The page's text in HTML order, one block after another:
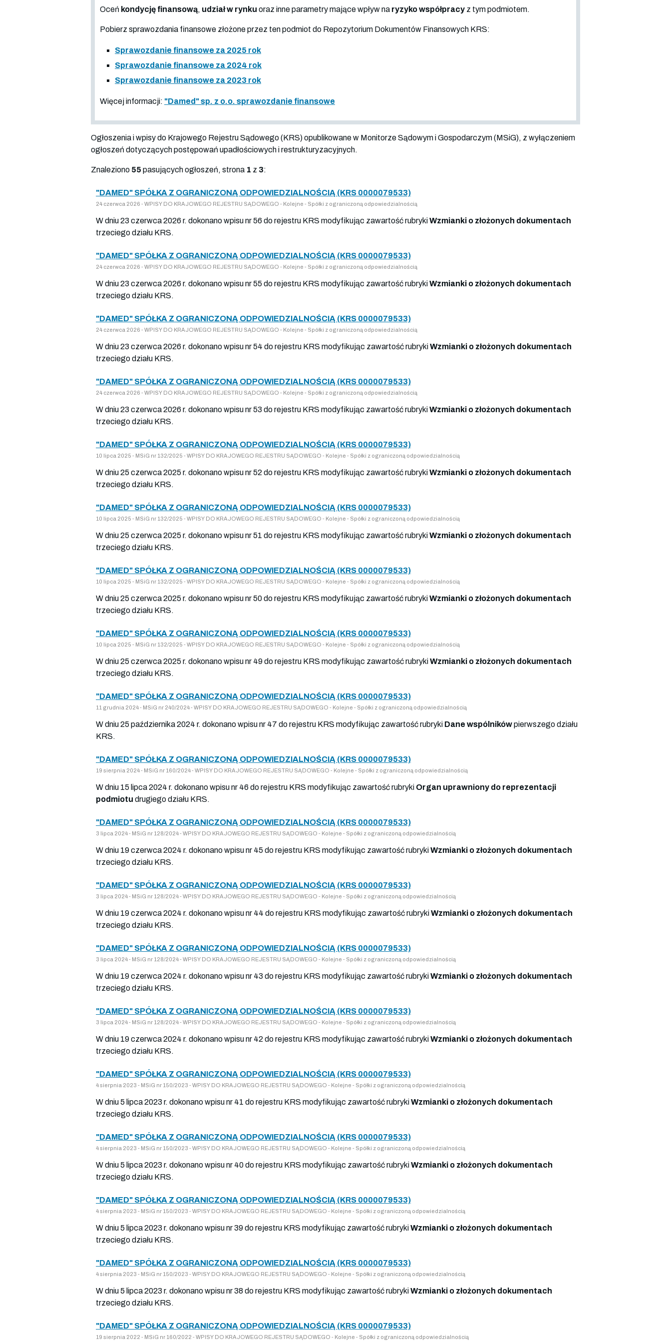
Oceń kondycję finansową, udział w rynku oraz inne parametry mające wpływ na ryzyko współpracy z tym podmiotem.
Pobierz sprawozdania finansowe złożone przez ten podmiot do Repozytorium Dokumentów Finansowych KRS:
Sprawozdanie finansowe za 2025 rok
Sprawozdanie finansowe za 2024 rok
Sprawozdanie finansowe za 2023 rok
Więcej informacji: "Damed" sp. z o.o. sprawozdanie finansowe
Ogłoszenia i wpisy do Krajowego Rejestru Sądowego (KRS) opublikowane w Monitorze Sądowym i Gospodarczym (MSiG), z wyłączeniem
ogłoszeń dotyczących postępowań upadłościowych i restrukturyzacyjnych.
Znaleziono 55 pasujących ogłoszeń, strona 1 z 3:
"DAMED" SPÓŁKA Z OGRANICZONĄ ODPOWIEDZIALNOŚCIĄ (KRS 0000079533)
24 czerwca 2026 - WPISY DO KRAJOWEGO REJESTRU SĄDOWEGO - Kolejne - Spółki z ograniczoną odpowiedzialnością
W dniu 23 czerwca 2026 r. dokonano wpisu nr 56 do rejestru KRS modyfikując zawartość rubrykiWzmianki o złożonych dokumentach
trzeciego działu KRS.
"DAMED" SPÓŁKA Z OGRANICZONĄ ODPOWIEDZIALNOŚCIĄ (KRS 0000079533)
24 czerwca 2026 - WPISY DO KRAJOWEGO REJESTRU SĄDOWEGO - Kolejne - Spółki z ograniczoną odpowiedzialnością
W dniu 23 czerwca 2026 r. dokonano wpisu nr 55 do rejestru KRS modyfikując zawartość rubrykiWzmianki o złożonych dokumentach
trzeciego działu KRS.
"DAMED" SPÓŁKA Z OGRANICZONĄ ODPOWIEDZIALNOŚCIĄ (KRS 0000079533)
24 czerwca 2026 - WPISY DO KRAJOWEGO REJESTRU SĄDOWEGO - Kolejne - Spółki z ograniczoną odpowiedzialnością
W dniu 23 czerwca 2026 r. dokonano wpisu nr 54 do rejestru KRS modyfikując zawartość rubrykiWzmianki o złożonych dokumentach
trzeciego działu KRS.
"DAMED" SPÓŁKA Z OGRANICZONĄ ODPOWIEDZIALNOŚCIĄ (KRS 0000079533)
24 czerwca 2026 - WPISY DO KRAJOWEGO REJESTRU SĄDOWEGO - Kolejne - Spółki z ograniczoną odpowiedzialnością
W dniu 23 czerwca 2026 r. dokonano wpisu nr 53 do rejestru KRS modyfikując zawartość rubrykiWzmianki o złożonych dokumentach
trzeciego działu KRS.
"DAMED" SPÓŁKA Z OGRANICZONĄ ODPOWIEDZIALNOŚCIĄ (KRS 0000079533)
10 lipca 2025 - MSiG nr 132/2025 - WPISY DO KRAJOWEGO REJESTRU SĄDOWEGO - Kolejne - Spółki z ograniczoną odpowiedzialnością
W dniu 25 czerwca 2025 r. dokonano wpisu nr 52 do rejestru KRS modyfikując zawartość rubrykiWzmianki o złożonych dokumentach
trzeciego działu KRS.
"DAMED" SPÓŁKA Z OGRANICZONĄ ODPOWIEDZIALNOŚCIĄ (KRS 0000079533)
10 lipca 2025 - MSiG nr 132/2025 - WPISY DO KRAJOWEGO REJESTRU SĄDOWEGO - Kolejne - Spółki z ograniczoną odpowiedzialnością
W dniu 25 czerwca 2025 r. dokonano wpisu nr 51 do rejestru KRS modyfikując zawartość rubrykiWzmianki o złożonych dokumentach
trzeciego działu KRS.
"DAMED" SPÓŁKA Z OGRANICZONĄ ODPOWIEDZIALNOŚCIĄ (KRS 0000079533)
10 lipca 2025 - MSiG nr 132/2025 - WPISY DO KRAJOWEGO REJESTRU SĄDOWEGO - Kolejne - Spółki z ograniczoną odpowiedzialnością
W dniu 25 czerwca 2025 r. dokonano wpisu nr 50 do rejestru KRS modyfikując zawartość rubrykiWzmianki o złożonych dokumentach
trzeciego działu KRS.
"DAMED" SPÓŁKA Z OGRANICZONĄ ODPOWIEDZIALNOŚCIĄ (KRS 0000079533)
10 lipca 2025 - MSiG nr 132/2025 - WPISY DO KRAJOWEGO REJESTRU SĄDOWEGO - Kolejne - Spółki z ograniczoną odpowiedzialnością
W dniu 25 czerwca 2025 r. dokonano wpisu nr 49 do rejestru KRS modyfikując zawartość rubrykiWzmianki o złożonych dokumentach
trzeciego działu KRS.
"DAMED" SPÓŁKA Z OGRANICZONĄ ODPOWIEDZIALNOŚCIĄ (KRS 0000079533)
11 grudnia 2024 - MSiG nr 240/2024 - WPISY DO KRAJOWEGO REJESTRU SĄDOWEGO - Kolejne - Spółki z ograniczoną odpowiedzialnością
W dniu 25 października 2024 r. dokonano wpisu nr 47 do rejestru KRS modyfikując zawartość rubryki Dane wspólnikówpierwszego działu
KRS.
"DAMED" SPÓŁKA Z OGRANICZONĄ ODPOWIEDZIALNOŚCIĄ (KRS 0000079533)
19 sierpnia 2024 - MSiG nr 160/2024 - WPISY DO KRAJOWEGO REJESTRU SĄDOWEGO - Kolejne - Spółki z ograniczoną odpowiedzialnością
W dniu 15 lipca 2024 r. dokonano wpisu nr 46 do rejestru KRS modyfikując zawartość rubryki Organ uprawniony do reprezentacji
podmiotu drugiego działu KRS.
"DAMED" SPÓŁKA Z OGRANICZONĄ ODPOWIEDZIALNOŚCIĄ (KRS 0000079533)
3 lipca 2024 - MSiG nr 128/2024 - WPISY DO KRAJOWEGO REJESTRU SĄDOWEGO - Kolejne - Spółki z ograniczoną odpowiedzialnością
W dniu 19 czerwca 2024 r. dokonano wpisu nr 45 do rejestru KRS modyfikując zawartość rubrykiWzmianki o złożonych dokumentach
trzeciego działu KRS.
"DAMED" SPÓŁKA Z OGRANICZONĄ ODPOWIEDZIALNOŚCIĄ (KRS 0000079533)
3 lipca 2024 - MSiG nr 128/2024 - WPISY DO KRAJOWEGO REJESTRU SĄDOWEGO - Kolejne - Spółki z ograniczoną odpowiedzialnością
W dniu 19 czerwca 2024 r. dokonano wpisu nr 44 do rejestru KRS modyfikując zawartość rubrykiWzmianki o złożonych dokumentach
trzeciego działu KRS.
"DAMED" SPÓŁKA Z OGRANICZONĄ ODPOWIEDZIALNOŚCIĄ (KRS 0000079533)
3 lipca 2024 - MSiG nr 128/2024 - WPISY DO KRAJOWEGO REJESTRU SĄDOWEGO - Kolejne - Spółki z ograniczoną odpowiedzialnością
W dniu 19 czerwca 2024 r. dokonano wpisu nr 43 do rejestru KRS modyfikując zawartość rubrykiWzmianki o złożonych dokumentach
trzeciego działu KRS.
"DAMED" SPÓŁKA Z OGRANICZONĄ ODPOWIEDZIALNOŚCIĄ (KRS 0000079533)
3 lipca 2024 - MSiG nr 128/2024 - WPISY DO KRAJOWEGO REJESTRU SĄDOWEGO - Kolejne - Spółki z ograniczoną odpowiedzialnością
W dniu 19 czerwca 2024 r. dokonano wpisu nr 42 do rejestru KRS modyfikując zawartość rubrykiWzmianki o złożonych dokumentach
trzeciego działu KRS.
"DAMED" SPÓŁKA Z OGRANICZONĄ ODPOWIEDZIALNOŚCIĄ (KRS 0000079533)
4 sierpnia 2023 - MSiG nr 150/2023 - WPISY DO KRAJOWEGO REJESTRU SĄDOWEGO - Kolejne - Spółki z ograniczoną odpowiedzialnością
W dniu 5 lipca 2023 r. dokonano wpisu nr 41 do rejestru KRS modyfikując zawartość rubrykiWzmianki o złożonych dokumentach
trzeciego działu KRS.
"DAMED" SPÓŁKA Z OGRANICZONĄ ODPOWIEDZIALNOŚCIĄ (KRS 0000079533)
4 sierpnia 2023 - MSiG nr 150/2023 - WPISY DO KRAJOWEGO REJESTRU SĄDOWEGO - Kolejne - Spółki z ograniczoną odpowiedzialnością
W dniu 5 lipca 2023 r. dokonano wpisu nr 40 do rejestru KRS modyfikując zawartość rubrykiWzmianki o złożonych dokumentach
trzeciego działu KRS.
"DAMED" SPÓŁKA Z OGRANICZONĄ ODPOWIEDZIALNOŚCIĄ (KRS 0000079533)
4 sierpnia 2023 - MSiG nr 150/2023 - WPISY DO KRAJOWEGO REJESTRU SĄDOWEGO - Kolejne - Spółki z ograniczoną odpowiedzialnością
W dniu 5 lipca 2023 r. dokonano wpisu nr 39 do rejestru KRS modyfikując zawartość rubrykiWzmianki o złożonych dokumentach
trzeciego działu KRS.
"DAMED" SPÓŁKA Z OGRANICZONĄ ODPOWIEDZIALNOŚCIĄ (KRS 0000079533)
4 sierpnia 2023 - MSiG nr 150/2023 - WPISY DO KRAJOWEGO REJESTRU SĄDOWEGO - Kolejne - Spółki z ograniczoną odpowiedzialnością
W dniu 5 lipca 2023 r. dokonano wpisu nr 38 do rejestru KRS modyfikując zawartość rubrykiWzmianki o złożonych dokumentach
trzeciego działu KRS.
"DAMED" SPÓŁKA Z OGRANICZONĄ ODPOWIEDZIALNOŚCIĄ (KRS 0000079533)
19 sierpnia 2022 - MSiG nr 160/2022 - WPISY DO KRAJOWEGO REJESTRU SĄDOWEGO - Kolejne - Spółki z ograniczoną odpowiedzialnością